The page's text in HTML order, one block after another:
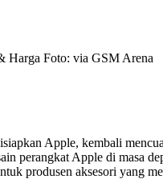
Harga Foto: via GSM Arena
Apple, kembali
perangkat Apple di masa
produsen aksesori yang